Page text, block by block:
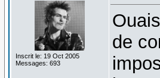
Inscrit le: 19 Oct 2005
Messages: 693
de